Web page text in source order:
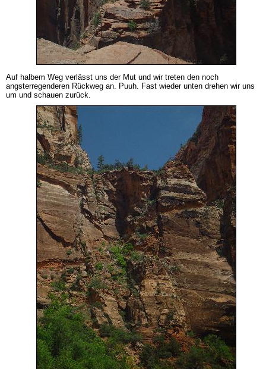
Auf halbem Weg verlässt uns der Mut und wir treten den noch
angsterregenderen Rückweg an. Puuh. Fast wieder unten drehen wir uns
um und schauen zurück.